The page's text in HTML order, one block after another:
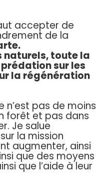
accepter de
de la
naturels, toute la
sur les
la régénération
n’est pas de moins
forêt et pas dans
Je salue
la mission
augmenter, ainsi
que des moyens
que l’aide à leur